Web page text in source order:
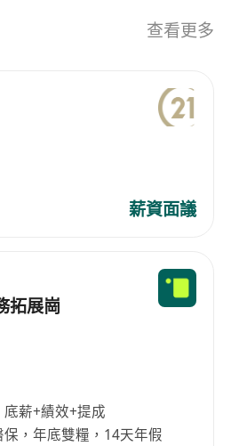
及數位營運等內部培訓；
公司額外津貼（詳情面試說
城市设立了10万余平米的现
企业提供了高性价比、环
委员，参于编制了中国二手
及家具回收国家标准，引领
业发展。
查看更多
薪資面議
拓展崗
薪+績效+提成
，年底雙糧，14天年假